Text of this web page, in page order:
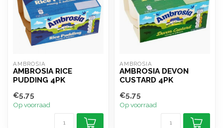
AMBROSIA
AMBROSIA RICE
PUDDING 4PK
€5,75
Op voorraad
AMBROSIA
AMBROSIA DEVON
CUSTARD 4PK
€5,75
Op voorraad